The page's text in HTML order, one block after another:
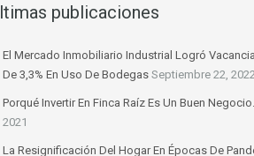
publicaciones
El Mercado Inmobiliario Industrial Logró
De 3,3% En Uso De Bodegas Septiembre 22, 2022
Porqué Invertir En Finca Raíz Es Un Buen Negocio.
2021
La Resignificación Del Hogar En Épocas De